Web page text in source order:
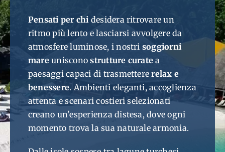
Pensati per chi desidera ritrovare un
ritmo più lento e lasciarsi avvolgere da
atmosfere luminose, i nostri soggiorni
mareunisconostrutture curate a
paesaggi capaci di trasmettererelax e
benessere. Ambienti eleganti, accoglienza
attenta e scenari costieri selezionati
creano un'esperienza distesa, dove ogni
momento trova la sua naturale armonia.